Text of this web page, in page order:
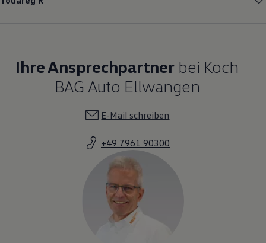
Ihre Ansprechpartnerbei Koch
BAG Auto Ellwangen
E-Mail schreiben
+49 7961 90300